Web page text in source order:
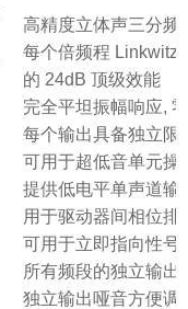
高精度立体声三分频
每个倍频程
的 24dB 顶级效能
完全平坦振幅响应,
每个输出具备独立限
可用于超低音单元操
提供低电平单声道
用于驱动器间相位
可用于立即指向性号
所有频段的独立输出
独立输出哑音方便调